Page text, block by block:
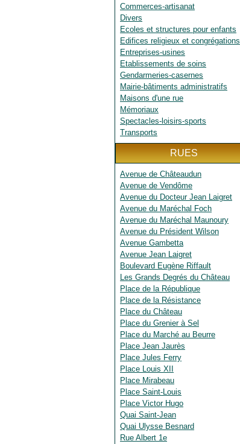
Commerces-artisanat
Divers
Ecoles et structures pour enfants
Edifices religieux et congrégations
Entreprises-usines
Etablissements de soins
Gendarmeries-casernes
Mairie-bâtiments administratifs
Maisons d'une rue
Mémoriaux
Spectacles-loisirs-sports
Transports
RUES
Avenue de Châteaudun
Avenue de Vendôme
Avenue du Docteur Jean Laigret
Avenue du Maréchal Foch
Avenue du Maréchal Maunoury
Avenue du Président Wilson
Avenue Gambetta
Avenue Jean Laigret
Boulevard Eugène Riffault
Les Grands Degrés du Château
Place de la République
Place de la Résistance
Place du Château
Place du Grenier à Sel
Place du Marché au Beurre
Place Jean Jaurès
Place Jules Ferry
Place Louis XII
Place Mirabeau
Place Saint-Louis
Place Victor Hugo
Quai Saint-Jean
Quai Ulysse Besnard
Rue Albert 1e